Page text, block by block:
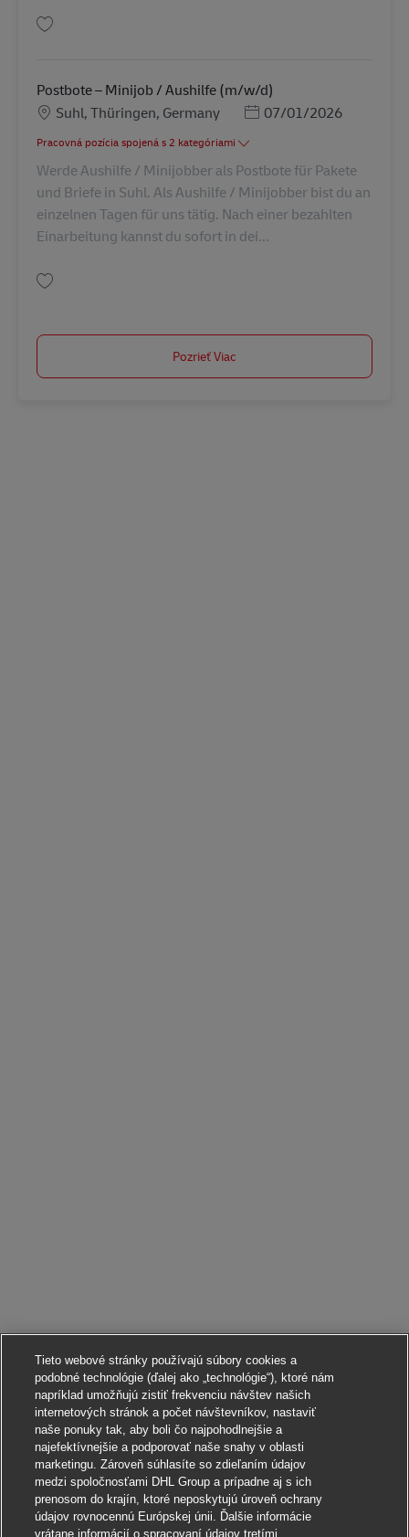
Postbote – Minijob / Aushilfe (m/w/d)
MiestoSuhl, Thüringen, Germany Posted Date
07/01/2026
Pracovná pozícia spojená s 2 kategóriami
Werde Aushilfe / Minijobber als Postbote für Pakete
und Briefe in Suhl. Als Aushilfe / Minijobber bist du an
einzelnen Tagen für uns tätig. Nach einer bezahlten
Einarbeitung kannst du sofort in dei...
Pozrieť Viac
Tieto webové stránky používajú súbory cookies a
podobné technológie (ďalej ako „technológie“), ktoré nám
napríklad umožňujú zistiť frekvenciu návštev našich
internetových stránok a počet návštevníkov, nastaviť
naše ponuky tak, aby boli čo najpohodlnejšie a
najefektívnejšie a podporovať naše snahy v oblasti
marketingu. Zároveň súhlasíte so zdieľaním údajov
medzi spoločnosťami DHL Group a prípadne aj s ich
prenosom do krajín, ktoré neposkytujú úroveň ochrany
údajov rovnocennú Európskej únii. Ďalšie informácie
vrátane informácií o spracovaní údajov tretími